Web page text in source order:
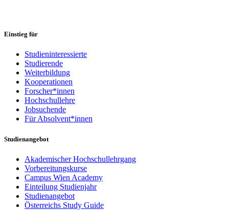
Einstieg für
Studieninteressierte
Studierende
Weiterbildung
Kooperationen
Forscher*innen
Hochschullehre
Jobsuchende
Für Absolvent*innen
Studienangebot
Akademischer Hochschullehrgang
Vorbereitungskurse
Campus Wien Academy
Einteilung Studienjahr
Studienangebot
Österreichs Study Guide